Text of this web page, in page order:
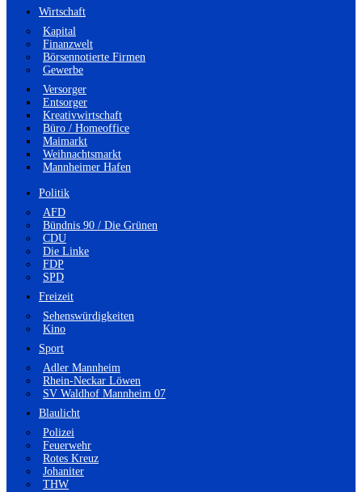
Wirtschaft
Kapital
Finanzwelt
Börsennotierte Firmen
Gewerbe
Versorger
Entsorger
Kreativwirtschaft
Büro / Homeoffice
Maimarkt
Weihnachtsmarkt
Mannheimer Hafen
Politik
AFD
Bündnis 90 / Die Grünen
CDU
Die Linke
FDP
SPD
Freizeit
Sehenswürdigkeiten
Kino
Sport
Adler Mannheim
Rhein-Neckar Löwen
SV Waldhof Mannheim 07
Blaulicht
Polizei
Feuerwehr
Rotes Kreuz
Johaniter
THW